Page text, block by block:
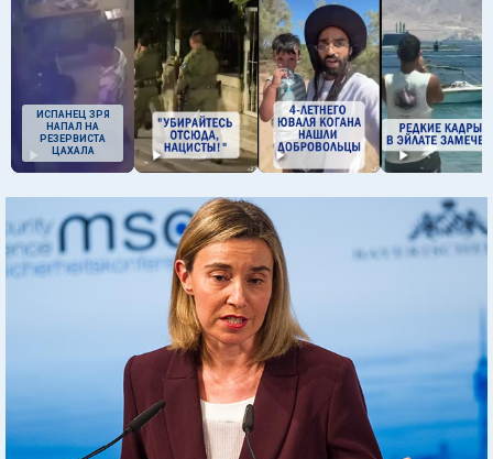
ИСПАНЕЦ ЗРЯ
НАПАЛ НА
РЕЗЕРВИСТА
ЦАХАЛА